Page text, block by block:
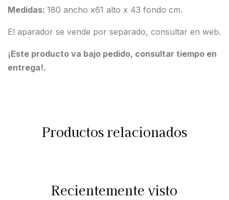
Medidas: 180 ancho x61 alto x 43 fondo cm.
El aparador se vende por separado, consultar en web.
¡Este producto va bajo pedido, consultar tiempo en
entrega!.
Productos relacionados
Recientemente visto